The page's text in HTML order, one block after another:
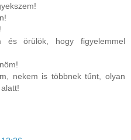
és örülök, hogy figyelemmel
nekem is többnek tűnt, olyan